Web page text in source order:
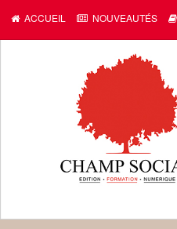
ACCUEIL NOUVEAUTÉS